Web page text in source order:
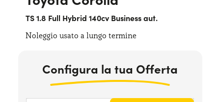
SCEGLI UN PAESE
TS 1.8 Full Hybrid 140cv Business aut.
Noleggio usato a lungo termine
Configura la tua Offerta